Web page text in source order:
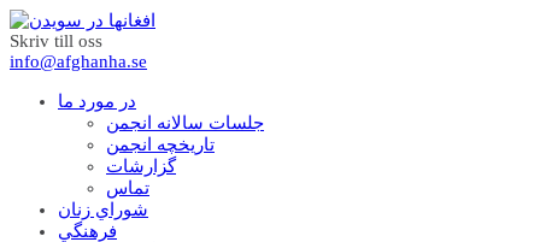
Skriv till oss
info@afghanha.se
در مورد ما
جلسات سالانه انجمن
تاریخچه انجمن
گزارشات
تماس
شوراي زنان
فرهنگي